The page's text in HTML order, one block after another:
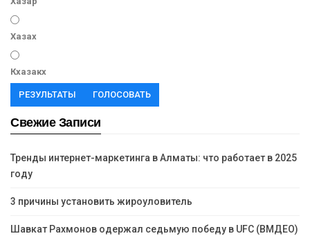
Хазах
Кхазакх
РЕЗУЛЬТАТЫ ГОЛОСОВАТЬ
Свежие Записи
Тренды интернет-маркетинга в Алматы: что работает в 2025
году
3 причины установить жироуловитель
Шавкат Рахмонов одержал седьмую победу в UFC (ВМДЕО)